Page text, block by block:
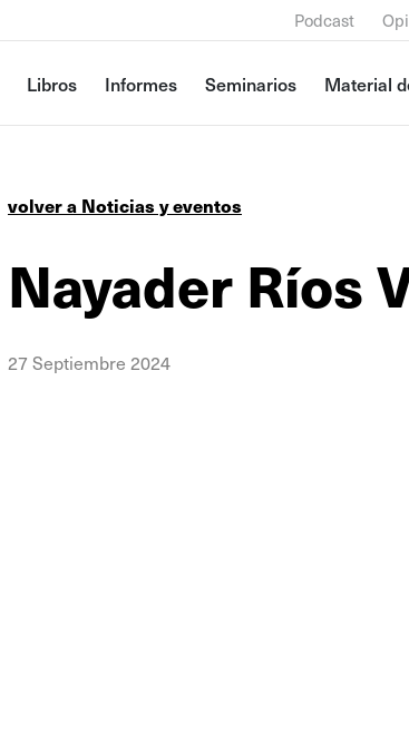
Podcast
Libros Informes Seminarios Material
volver a Noticias y eventos
Nayader Ríos
27 Septiembre 2024